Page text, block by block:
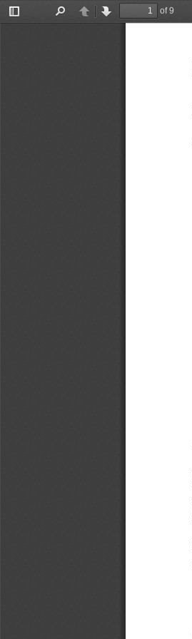
Toggle
PreviousNext
of 9